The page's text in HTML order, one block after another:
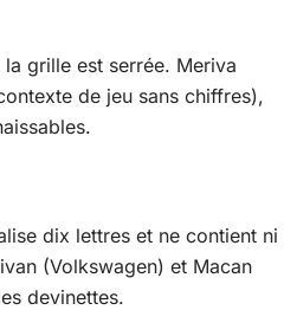
grille est serrée. Meriva
de jeu sans chiffres),
dix lettres et ne contient ni
(Volkswagen) et Macan
devinettes.